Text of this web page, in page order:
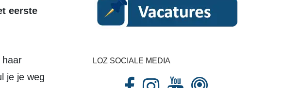
eerste
je je weg
LOZ SOCIALE MEDIA